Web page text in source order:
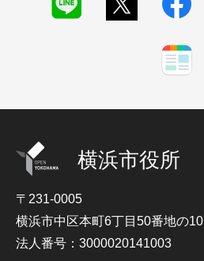
横浜市役所
〒231-0005
横浜市中区本町6丁目50番地の10
法人番号：3000020141003